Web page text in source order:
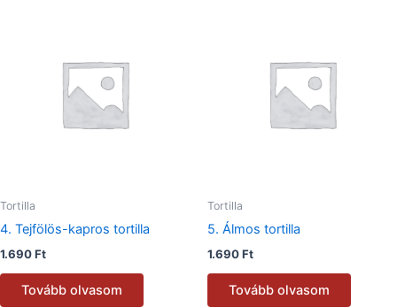
Tortilla
4. Tejfölös-kapros tortilla
1.690Ft
Tovább olvasom
Tortilla
5. Álmos tortilla
1.690Ft
Tovább olvasom